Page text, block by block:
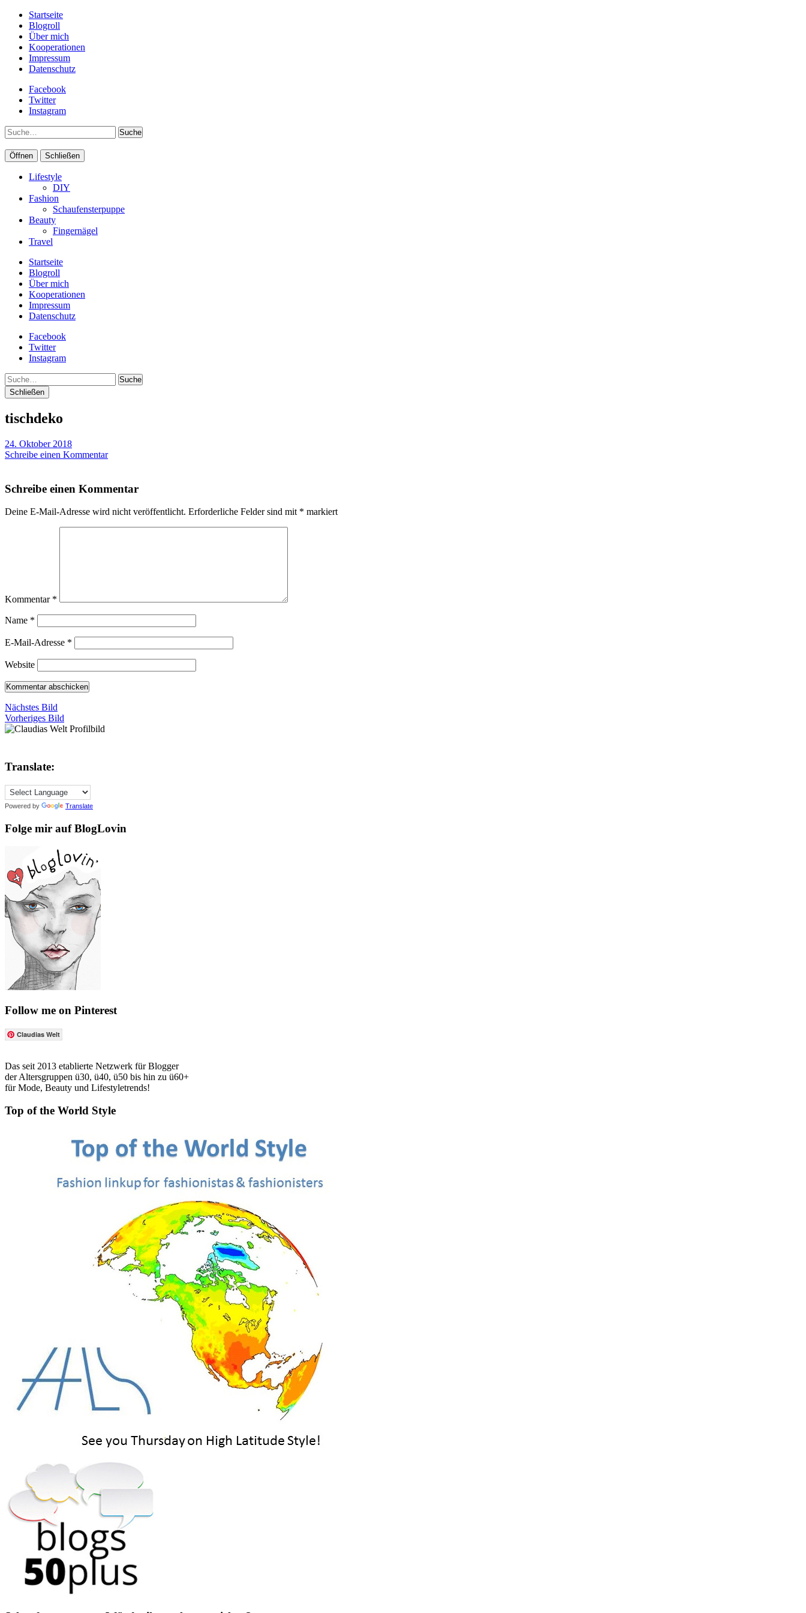
Startseite
Blogroll
Über mich
Kooperationen
Impressum
Datenschutz
Facebook
Twitter
Instagram
Suche
Öffnen Schließen
Lifestyle
DIY
Fashion
Schaufensterpuppe
Beauty
Fingernägel
Travel
Startseite
Blogroll
Über mich
Kooperationen
Impressum
Datenschutz
Facebook
Twitter
Instagram
Suche
Schließen
tischdeko
24. Oktober 2018
Schreibe einen Kommentar
Schreibe einen Kommentar
Deine E-Mail-Adresse wird nicht veröffentlicht. Erforderliche Felder sind mit * markiert
Kommentar *
Name *
E-Mail-Adresse *
Website
Nächstes Bild
Vorheriges Bild
Translate:
Powered by Translate
Folge mir auf BlogLovin
Follow me on Pinterest
Claudias Welt
Das seit 2013 etablierte Netzwerk für Blogger
der Altersgruppen ü30, ü40, ü50 bis hin zu ü60+
für Mode, Beauty und Lifestyletrends!
Top of the World Style